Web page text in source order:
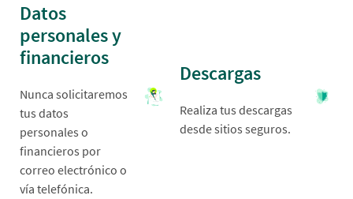
Datos
personales y
financieros
Nunca solicitaremos
tus datos
personales o
financieros por
correo electrónico o
vía telefónica.
Descargas
Realiza tus descargas
desde sitios seguros.